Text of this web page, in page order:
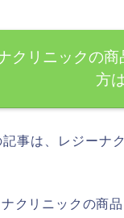
クリニックの
方
事は、レジーナ
クリニックの商